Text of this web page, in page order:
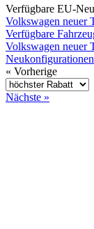
Verfügbare EU-
Volkswagen neuer
Verfügbare
Volkswagen neuer
« Vorherige
Nächste »